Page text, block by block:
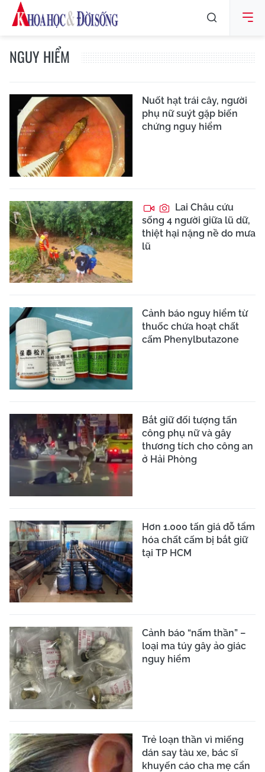
NGUY HIỂM
Nuốt hạt trái cây, người
phụ nữ suýt gặp biến
chứng nguy hiểm
Lai Châu cứu
sống 4 người giữa lũ dữ,
thiệt hại nặng nề do mưa
lũ
Cảnh báo nguy hiểm từ
thuốc chứa hoạt chất
cấm Phenylbutazone
Bắt giữ đối tượng tấn
công phụ nữ và gây
thương tích cho công an
ở Hải Phòng
Hơn 1.000 tấn giá đỗ tẩm
hóa chất cấm bị bắt giữ
tại TP HCM
Cảnh báo “nấm thần” –
loại ma túy gây ảo giác
nguy hiểm
Trẻ loạn thần vì miếng
dán say tàu xe, bác sĩ
khuyến cáo cha mẹ cẩn